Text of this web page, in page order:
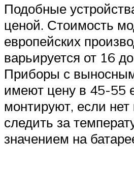
Подобные
ценой. Стоимость
европейских
варьируется от 16
Приборы с
имеют цену в 45-55
монтируют, если
следить за
значением на